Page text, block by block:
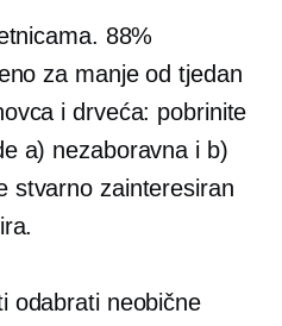
88%
za manje od tjedan
i drveća: pobrinite
a) nezaboravna i b)
stvarno zainteresiran
odabrati neobične